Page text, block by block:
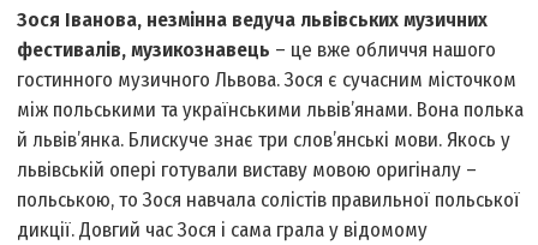
Зося Іванова, незмінна ведуча львівських музичних
фестивалів, музикознавець – це вже обличчя нашого
гостинного музичного Львова. Зося є сучасним місточком
між польськими та українськими львів’янами. Вона полька
й львів’янка. Блискуче знає три слов’янські мови. Якось у
львівській опері готували виставу мовою оригіналу –
польською, то Зося навчала солістів правильної польської
дикції. Довгий час Зося і сама грала у відомому